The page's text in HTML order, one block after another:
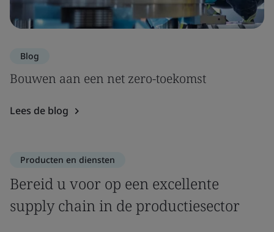
Blog
Bouwen aan een net zero-toekomst
Lees de blog
Producten en diensten
Bereid u voor op een excellente
supply chain in de productiesector